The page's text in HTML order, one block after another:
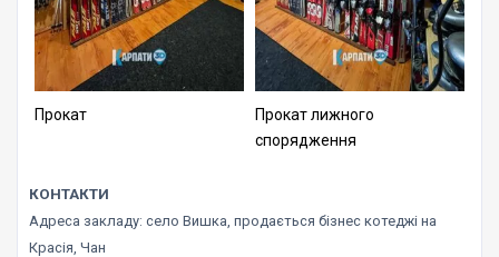
Прокат
Прокат лижного
спорядження
КОНТАКТИ
Адреса закладу: село Вишка, продається бізнес котеджі на
Красія, Чан